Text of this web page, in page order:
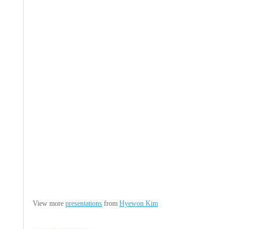
View more presentations from Hyewon Kim